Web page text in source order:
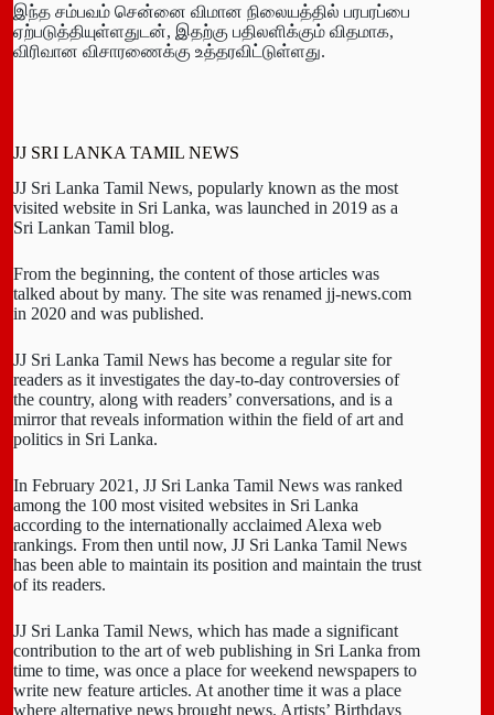
இந்த சம்பவம் சென்னை விமான நிலையத்தில் பரபரப்பை
ஏற்படுத்தியுள்ளதுடன், இதற்கு பதிலளிக்கும் விதமாக,
விரிவான விசாரணைக்கு உத்தரவிட்டுள்ளது.
JJ SRI LANKA TAMIL NEWS
JJ Sri Lanka Tamil News, popularly known as the most
visited website in Sri Lanka, was launched in 2019 as a
Sri Lankan Tamil blog.
From the beginning, the content of those articles was
talked about by many. The site was renamed jj-news.com
in 2020 and was published.
JJ Sri Lanka Tamil News has become a regular site for
readers as it investigates the day-to-day controversies of
the country, along with readers’ conversations, and is a
mirror that reveals information within the field of art and
politics in Sri Lanka.
In February 2021, JJ Sri Lanka Tamil News was ranked
among the 100 most visited websites in Sri Lanka
according to the internationally acclaimed Alexa web
rankings. From then until now, JJ Sri Lanka Tamil News
has been able to maintain its position and maintain the trust
of its readers.
JJ Sri Lanka Tamil News, which has made a significant
contribution to the art of web publishing in Sri Lanka from
time to time, was once a place for weekend newspapers to
write new feature articles. At another time it was a place
where alternative news brought news. Artists’ Birthdays